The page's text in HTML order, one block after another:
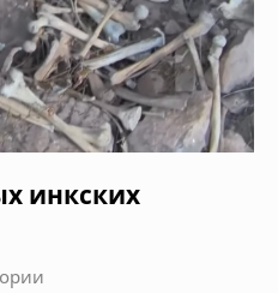
инкских